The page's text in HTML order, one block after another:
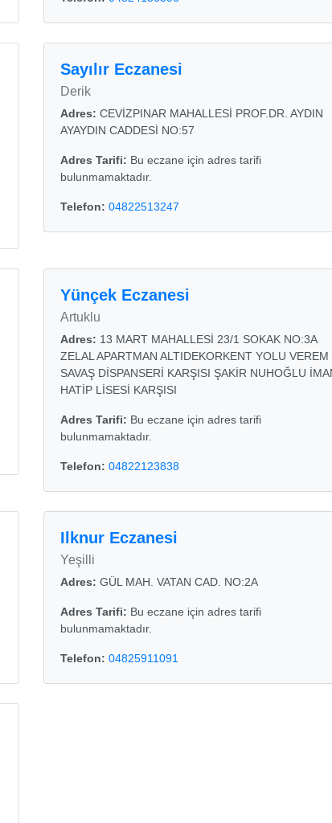
Sayılır Eczanesi
Derik
Adres: CEVİZPINAR MAHALLESİ PROF.DR. AYDIN
AYAYDIN CADDESİ NO:57
Adres Tarifi: Bu eczane için adres tarifi
bulunmamaktadır.
Telefon: 04822513247
Yünçek Eczanesi
Artuklu
Adres: 13 MART MAHALLESİ 23/1 SOKAK NO:3A
ZELAL APARTMAN ALTIDEKORKENT YOLU VEREM
SAVAŞ DİSPANSERİ KARŞISI ŞAKİR NUHOĞLU
HATİP LİSESİ KARŞISI
Adres Tarifi: Bu eczane için adres tarifi
bulunmamaktadır.
Telefon: 04822123838
Ilknur Eczanesi
Yeşilli
Adres: GÜL MAH. VATAN CAD. NO:2A
Adres Tarifi: Bu eczane için adres tarifi
bulunmamaktadır.
Telefon: 04825911091